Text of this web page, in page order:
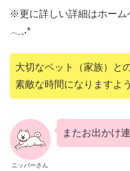
※更に詳しい詳細はホーム
𓂃𓈒˖*
大切なペット（家族）と
素敵な時間になりますよ
ニッパーさん
またお出かけ